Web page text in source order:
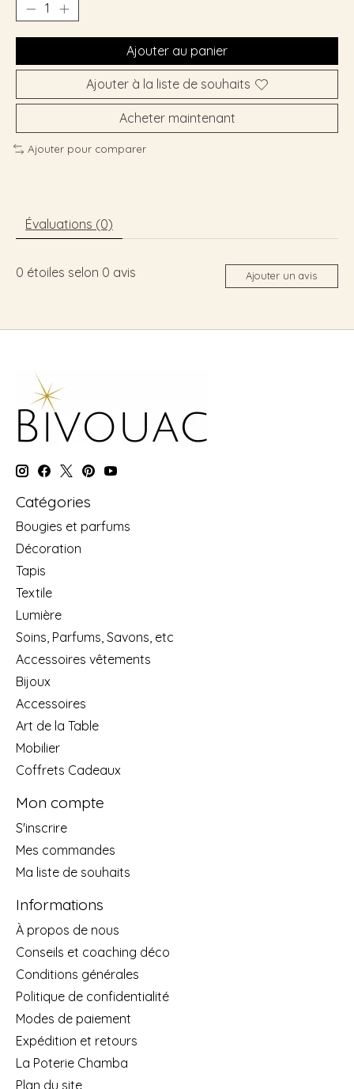
Ajouter au panier
Ajouter à la liste de souhaits
Acheter maintenant
Ajouter pour comparer
Évaluations (0)
0 étoiles selon 0 avis Ajouter un avis
Catégories
Bougies et parfums
Décoration
Tapis
Textile
Lumière
Soins, Parfums, Savons, etc
Accessoires vêtements
Bijoux
Accessoires
Art de la Table
Mobilier
Coffrets Cadeaux
Mon compte
S'inscrire
Mes commandes
Ma liste de souhaits
Informations
À propos de nous
Conseils et coaching déco
Conditions générales
Politique de confidentialité
Modes de paiement
Expédition et retours
La Poterie Chamba
Plan du site